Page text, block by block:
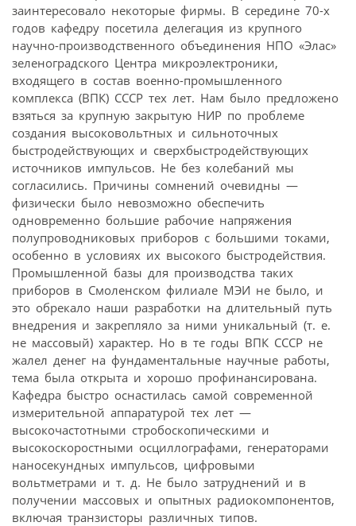
заинтересовало некоторые фирмы. В середине 70-х
годов кафедру посетила делегация из крупного
научно-производственного объединения НПО «Элас»
зеленоградского Центра микроэлектроники,
входящего в состав военно-промышленного
комплекса (ВПК) СССР тех лет. Нам было предложено
взяться за крупную закрытую НИР по проблеме
создания высоковольтных и сильноточных
быстродействующих и сверхбыстродействующих
источников импульсов. Не без колебаний мы
согласились. Причины сомнений очевидны —
физически было невозможно обеспечить
одновременно большие рабочие напряжения
полупроводниковых приборов с большими токами,
особенно в условиях их высокого быстродействия.
Промышленной базы для производства таких
приборов в Смоленском филиале МЭИ не было, и
это обрекало наши разработки на длительный путь
внедрения и закрепляло за ними уникальный (т. е.
не массовый) характер. Но в те годы ВПК СССР не
жалел денег на фундаментальные научные работы,
тема была открыта и хорошо профинансирована.
Кафедра быстро оснастилась самой современной
измерительной аппаратурой тех лет —
высокочастотными стробоскопическими и
высокоскоростными осциллографами, генераторами
наносекундных импульсов, цифровыми
вольтметрами и т. д. Не было затруднений и в
получении массовых и опытных радиокомпонентов,
включая транзисторы различных типов.